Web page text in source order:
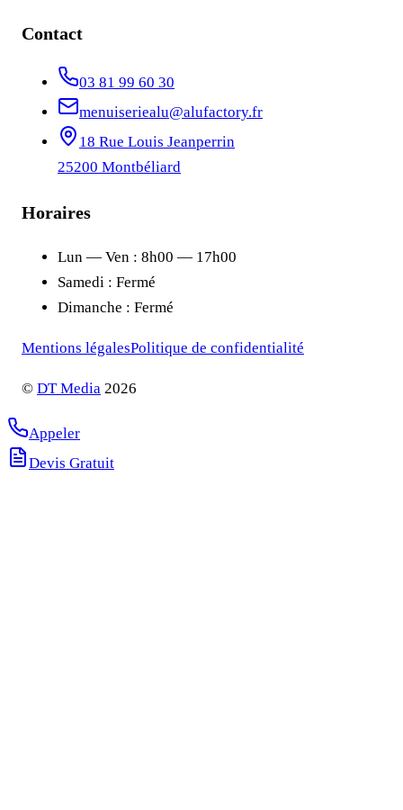
Contact
03 81 99 60 30
menuiseriealu@alufactory.fr
18 Rue Louis Jeanperrin
25200 Montbéliard
Horaires
Lun — Ven : 8h00 — 17h00
Samedi : Fermé
Dimanche : Fermé
Mentions légalesPolitique de confidentialité
© DT Media 2026
Appeler
Devis Gratuit